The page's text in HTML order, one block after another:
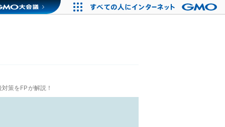
策をFPが解説！